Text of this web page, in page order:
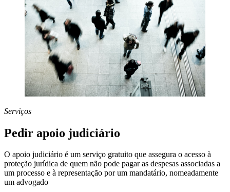
Serviços
Pedir apoio judiciário
O apoio judiciário é um serviço gratuito que assegura o acesso à
proteção jurídica de quem não pode pagar as despesas associadas a
um processo e à representação por um mandatário, nomeadamente
um advogado